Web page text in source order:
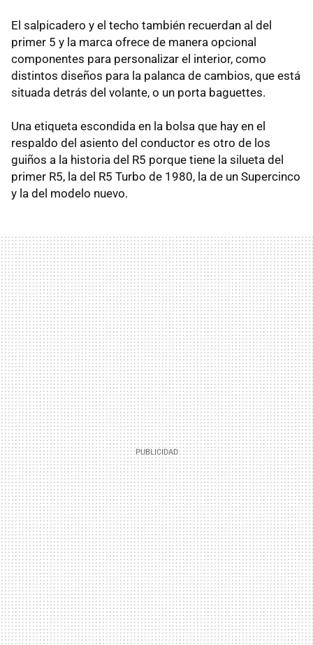
El salpicadero y el techo también recuerdan al del
primer 5 y la marca ofrece de manera opcional
componentes para personalizar el interior, como
distintos diseños para la palanca de cambios, que está
situada detrás del volante, o un porta baguettes.
Una etiqueta escondida en la bolsa que hay en el
respaldo del asiento del conductor es otro de los
guiños a la historia del R5 porque tiene la silueta del
primer R5, la del R5 Turbo de 1980, la de un Supercinco
y la del modelo nuevo.